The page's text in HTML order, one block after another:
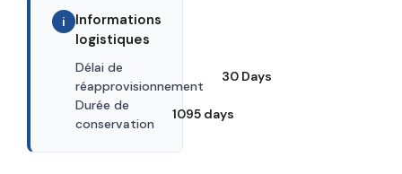
i
Informations
logistiques
Délai de
réapprovisionnement
30 Days
Durée de
conservation
1095 days